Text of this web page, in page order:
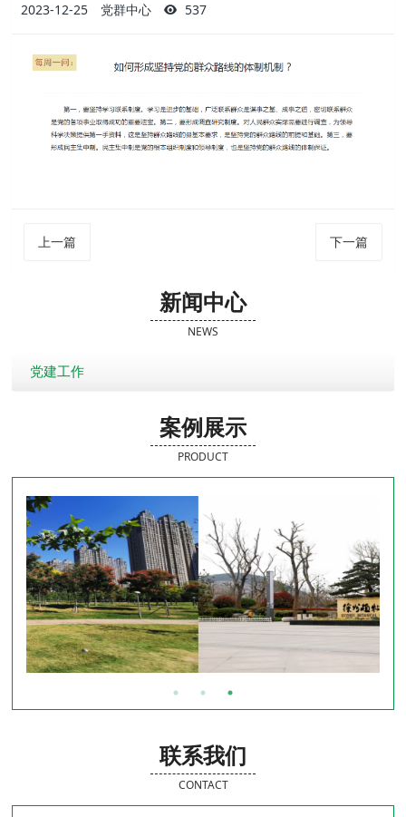
2023-12-25 党群中心 537
上一篇 下一篇
新闻中心
NEWS
党建工作
案例展示
PRODUCT
联系我们
CONTACT